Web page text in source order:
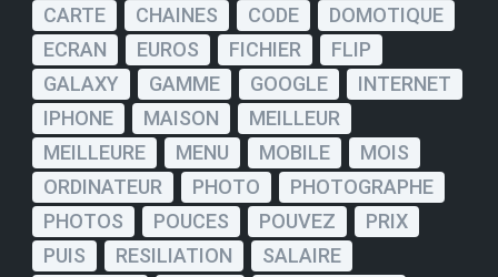
CARTE
CHAINES CODE
DOMOTIQUE
ECRAN
EUROS FICHIER
FLIP
GALAXY
GAMME GOOGLE
INTERNET
IPHONE
MAISON
MEILLEUR
MEILLEURE
MENU MOBILE
MOIS
ORDINATEUR
PHOTO
PHOTOGRAPHE
PHOTOS
POUCES POUVEZ
PRIX
PUIS
RESILIATION
SALAIRE